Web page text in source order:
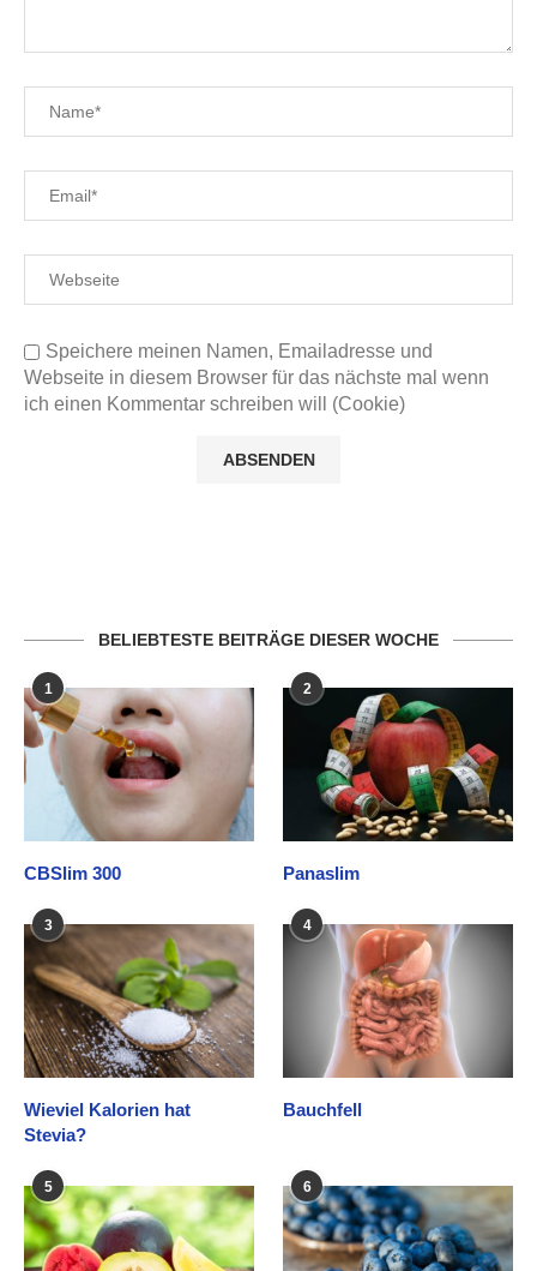
Speichere meinen Namen, Emailadresse und
Webseite in diesem Browser für das nächste mal wenn
ich einen Kommentar schreiben will (Cookie)
BELIEBTESTE BEITRÄGE DIESER WOCHE
1
CBSlim 300
2
Panaslim
3
Wieviel Kalorien hat
Stevia?
4
Bauchfell
5 6